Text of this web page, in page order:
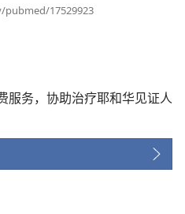
17529923
服务，协助治疗耶和华见证人